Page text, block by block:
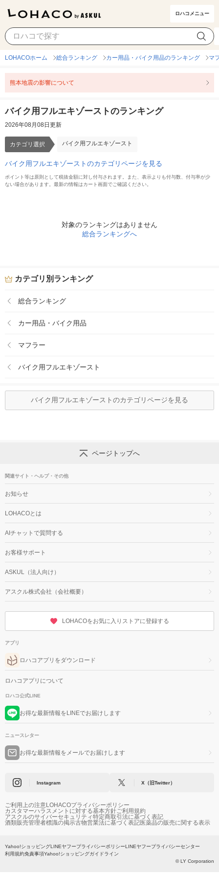
ロハコメニュー
バイク用フルエキゾースト カテゴリ選択
LOHACOホーム 総合ランキング カー用品・バイク用品のランキング マ
熊本地震の影響について
バイク用フルエキゾーストのランキング
2026年08月08日更新
カテゴリ選択 バイク用フルエキゾースト
バイク用フルエキゾーストのカテゴリページを見る
ポイント等は原則として税抜金額に対し付与されます。また、表示よりも付与数、付与率が少
ない場合があります。最新の情報はカート画面でご確認ください。
対象のランキングはありません
総合ランキングへ
カテゴリ別ランキング
総合ランキング
カー用品・バイク用品
マフラー
バイク用フルエキゾースト
バイク用フルエキゾーストのカテゴリページを見る
ページトップへ
関連サイト・ヘルプ・その他
お知らせ
LOHACOとは
AIチャットで質問する
お客様サポート
ASKUL（法人向け）
アスクル株式会社（会社概要）
LOHACOをお気に入りストアに登録する
アプリ
ロハコアプリをダウンロード
ロハコアプリについて
ロハコ公式LINE
お得な最新情報をLINEでお届けします
ニュースレター
お得な最新情報をメールでお届けします
Instagram X（旧Twitter）
ご利用上の注意LOHACOプライバシーポリシー
カスタマーハラスメントに対する基本方針ご利用規約
アスクルのサイバーセキュリティ特定商取引法に基づく表記
酒類販売管理者標識の掲示古物営業法に基づく表記医薬品の販売に関する表示
Yahoo!ショッピングLINEヤフープライバシーポリシーLINEヤフープライバシーセンター
利用規約免責事項Yahoo!ショッピングガイドライン
© LY Corporation